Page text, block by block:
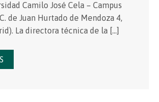
Camilo José Cela – Campus
de Juan Hurtado de Mendoza 4,
La directora técnica de la […]